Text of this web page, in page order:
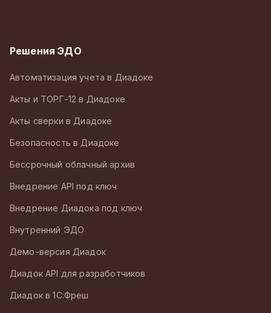
Решения ЭДО
Автоматизация учета в Диадоке
Акты и ТОРГ-12 в Диадоке
Акты сверки в Диадоке
Безопасность в Диадоке
Бессрочный облачный архив
Внедрение API под ключ
Внедрение Диадока под ключ
Внутренний ЭДО
Демо-версия Диадок
Диадок API для разработчиков
Диадок в 1С:Фреш